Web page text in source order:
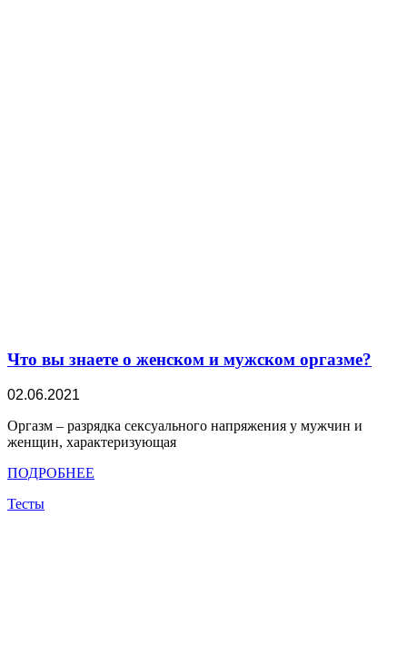
Что вы знаете о женском и мужском оргазме?
02.06.2021
Оргазм – разрядка сексуального напряжения у мужчин и
женщин, характеризующая
ПОДРОБНЕЕ
Тесты